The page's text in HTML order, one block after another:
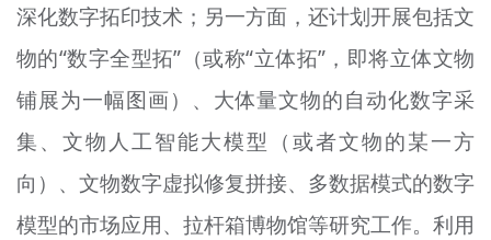
深化数字拓印技术；另一方面，还计划开展包括文
物的“数字全型拓”（或称“立体拓”，即将立体文物
铺展为一幅图画）、大体量文物的自动化数字采
集、文物人工智能大模型（或者文物的某一方
向）、文物数字虚拟修复拼接、多数据模式的数字
模型的市场应用、拉杆箱博物馆等研究工作。利用